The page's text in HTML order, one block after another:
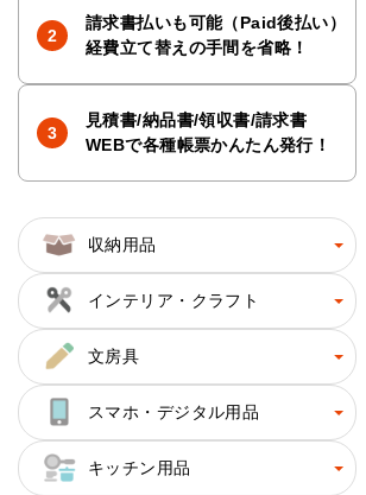
請求書払いも可能（Paid後払い）
経費立て替えの手間を省略！
見積書/納品書/領収書/請求書
WEBで各種帳票かんたん発行！
収納用品
インテリア・クラフト
文房具
スマホ・デジタル用品
キッチン用品